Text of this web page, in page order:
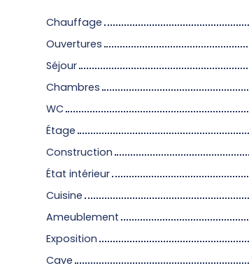
Chauffage
Ouvertures
Séjour
Chambres
WC
Étage
Construction
État intérieur
Cuisine
Ameublement
Exposition
Cave